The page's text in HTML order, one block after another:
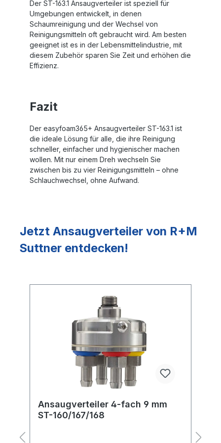
Der ST-163.1 Ansaugverteiler ist speziell für
Umgebungen entwickelt, in denen
Schaumreinigung und der Wechsel von
Reinigungsmitteln oft gebraucht wird. Am besten
geeignet ist es in der Lebensmittelindustrie, mit
diesem Zubehör sparen Sie Zeit und erhöhen die
Effizienz.
Fazit
Der easyfoam365+ Ansaugverteiler ST-163.1 ist
die ideale Lösung für alle, die ihre Reinigung
schneller, einfacher und hygienischer machen
wollen. Mit nur einem Dreh wechseln Sie
zwischen bis zu vier Reinigungsmitteln – ohne
Schlauchwechsel, ohne Aufwand.
Jetzt Ansaugverteiler von R+M
Suttner entdecken!
Ansaugverteiler 4-fach 9 mm
ST-160/167/168